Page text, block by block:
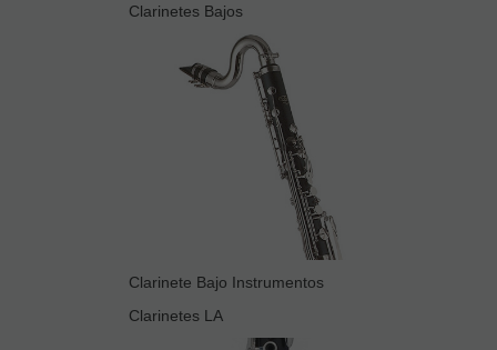
Clarinetes Bajos
Clarinete Bajo Instrumentos
Clarinetes LA